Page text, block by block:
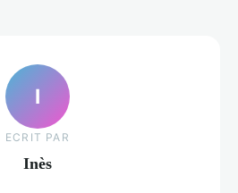
I
ECRIT PAR
Inès